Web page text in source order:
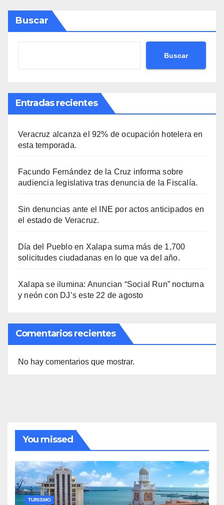
Buscar
Buscar
Entradas recientes
Veracruz alcanza el 92% de ocupación hotelera en
esta temporada.
Facundo Fernández de la Cruz informa sobre
audiencia legislativa tras denuncia de la Fiscalía.
Sin denuncias ante el INE por actos anticipados en
el estado de Veracruz.
Día del Pueblo en Xalapa suma más de 1,700
solicitudes ciudadanas en lo que va del año.
Xalapa se ilumina: Anuncian “Social Run” nocturna
y neón con DJ’s este 22 de agosto
Comentarios recientes
No hay comentarios que mostrar.
You missed
TURISMO